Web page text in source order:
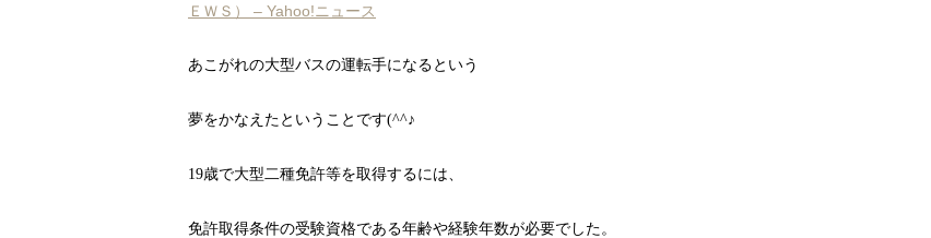
ＥＷＳ） – Yahoo!ニュース
あこがれの大型バスの運転手になるという
夢をかなえたということです(^^♪
19歳で大型二種免許等を取得するには、
免許取得条件の受験資格である年齢や経験年数が必要でした。